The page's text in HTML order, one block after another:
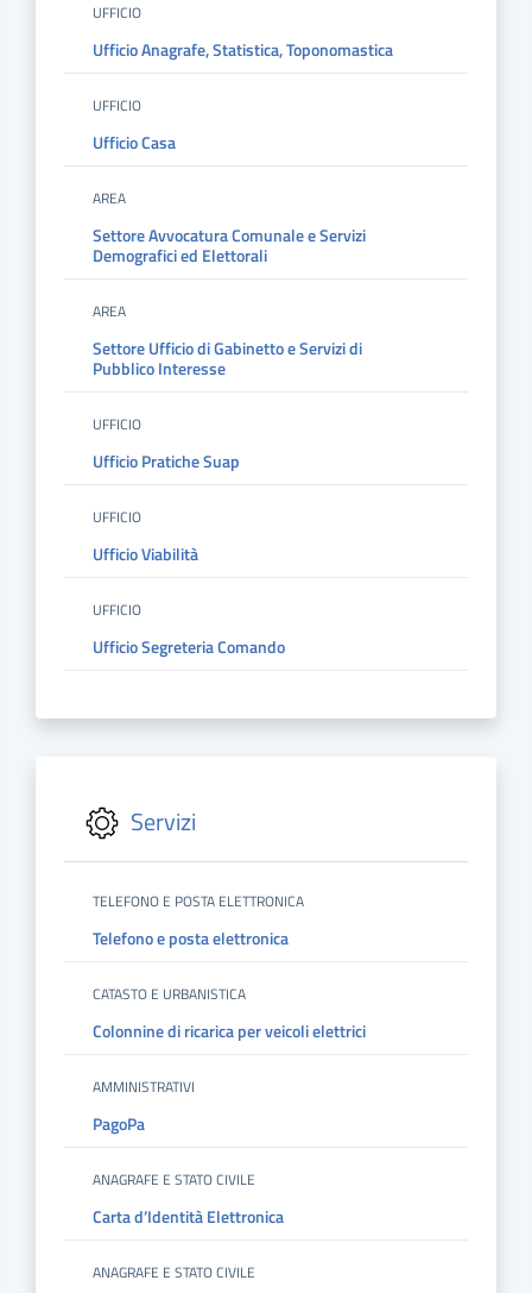
UFFICIO
Ufficio Anagrafe, Statistica, Toponomastica
UFFICIO
Ufficio Casa
AREA
Settore Avvocatura Comunale e Servizi
Demografici ed Elettorali
AREA
Settore Ufficio di Gabinetto e Servizi di
Pubblico Interesse
UFFICIO
Ufficio Pratiche Suap
UFFICIO
Ufficio Viabilità
UFFICIO
Ufficio Segreteria Comando
Servizi
TELEFONO E POSTA ELETTRONICA
Telefono e posta elettronica
CATASTO E URBANISTICA
Colonnine di ricarica per veicoli elettrici
AMMINISTRATIVI
PagoPa
ANAGRAFE E STATO CIVILE
Carta d’Identità Elettronica
ANAGRAFE E STATO CIVILE